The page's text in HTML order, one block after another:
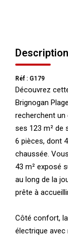
Description
Réf : G179
Découvrez
Brignogan
recherchent un
ses 123 m² de
6 pièces, dont
chaussée.
43 m² exposé
au long de la
prête à
Côté confort,
électrique